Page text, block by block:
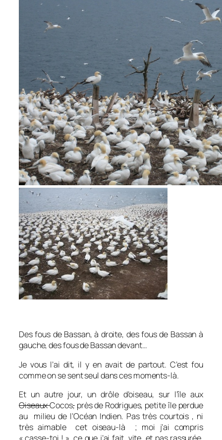
Des fous de Bassan, à droite, des fous de Bassan à
gauche, des fous de Bassan devant…
Je vous l’ai dit, il y en avait de partout. C’est fou
comme on se sent seul dans ces moments-là.
Et un autre jour, un drôle d’oiseau, sur l’île aux
OiseauxCocos,près de Rodrigues, petite île perdue
au milieu de l’Océan Indien. Pas très courtois , ni
très aimable cet oiseau-là ; moi j’ai compris